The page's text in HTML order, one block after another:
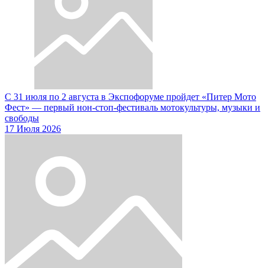
С 31 июля по 2 августа в Экспофоруме пройдет «Питер Мото
Фест» — первый нон-стоп-фестиваль мотокультуры, музыки и
свободы
17 Июля 2026